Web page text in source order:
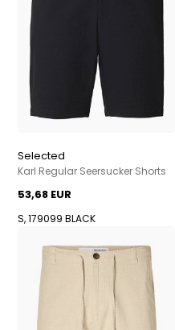
Selected
Karl Regular Seersucker Shorts
53,68 EUR
S, 179099 BLACK